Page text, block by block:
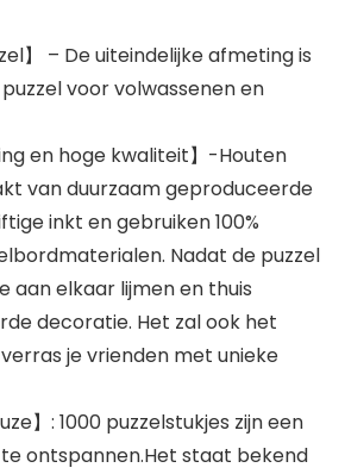
】 – De uiteindelijke afmeting is
voor volwassenen en
en hoge kwaliteit】-Houten
van duurzaam geproduceerde
inkt en gebruiken 100%
Nadat de puzzel
aan elkaar lijmen en thuis
decoratie. Het zal ook het
je vrienden met unieke
】: 1000 puzzelstukjes zijn een
ontspannen.Het staat bekend